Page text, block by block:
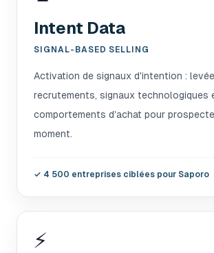
Intent Data
SIGNAL-BASED SELLING
Activation de signaux d'intention :
recrutements, signaux technologiques
comportements d'achat pour
moment.
✓ 4 500 entreprises ciblées pour Saporo
⚡